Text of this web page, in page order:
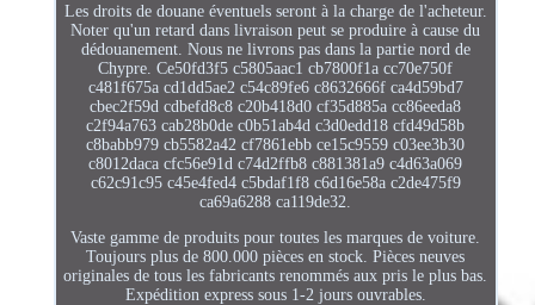
Les droits de douane éventuels seront à la charge de l'acheteur.
Noter qu'un retard dans livraison peut se produire à cause du
dédouanement. Nous ne livrons pas dans la partie nord de
Chypre. Ce50fd3f5 c5805aac1 cb7800f1a cc70e750f
c481f675a cd1dd5ae2 c54c89fe6 c8632666f ca4d59bd7
cbec2f59d cdbefd8c8 c20b418d0 cf35d885a cc86eeda8
c2f94a763 cab28b0de c0b51ab4d c3d0edd18 cfd49d58b
c8babb979 cb5582a42 cf7861ebb ce15c9559 c03ee3b30
c8012daca cfc56e91d c74d2ffb8 c881381a9 c4d63a069
c62c91c95 c45e4fed4 c5bdaf1f8 c6d16e58a c2de475f9
ca69a6288 ca119de32.
Vaste gamme de produits pour toutes les marques de voiture.
Toujours plus de 800.000 pièces en stock. Pièces neuves
originales de tous les fabricants renommés aux pris le plus bas.
Expédition express sous 1-2 jours ouvrables.